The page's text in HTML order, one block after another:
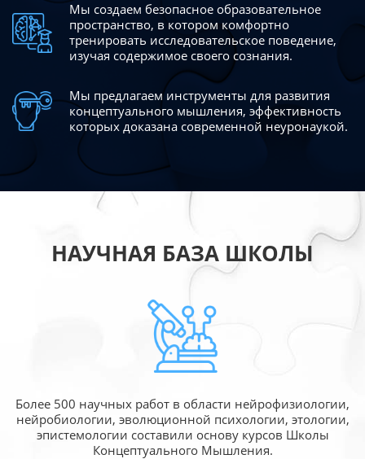
Мы создаем безопасное образовательное
пространство, в котором комфортно
тренировать исследовательское поведение,
изучая содержимое своего сознания.
Мы предлагаем инструменты для развития
концептуального мышления, эффективность
которых доказана современной неуронаукой.
НАУЧНАЯ БАЗА ШКОЛЫ
Более 500 научных работ в области нейрофизиологии,
нейробиологии, эволюционной психологии, этологии,
эпистемологии составили основу курсов Школы
Концептуального Мышления.